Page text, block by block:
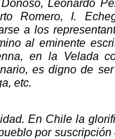
Leonardo
Romero, I.
a los
al eminente
en la Velada
es digno de
etc.
En Chile la
por